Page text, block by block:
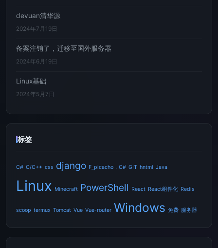
devuan清华源
2024年7月19日
备案注销了，迁移至国外服务器
2024年6月19日
Linux基础
2024年5月7日
标签
C# C/C++ css django F_picacho，C# GIT hntml Java
Linux Minecraft PowerShell React React组件化 Redis
scoop termux Tomcat Vue Vue-router Windows 免费 服务器